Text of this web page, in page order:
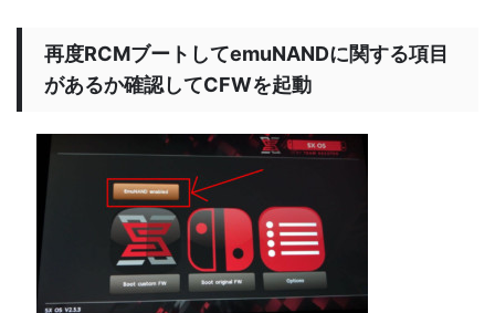
再度RCMブートしてemuNANDに関する項目
があるか確認してCFWを起動